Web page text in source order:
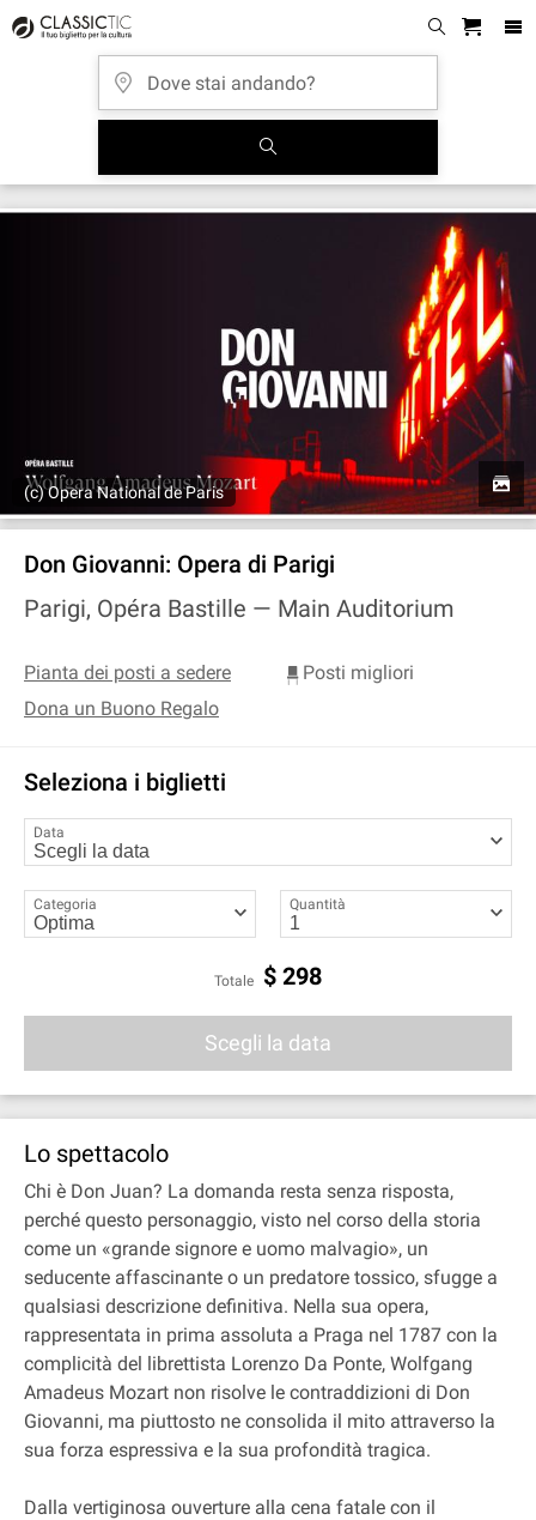
(c) Opera National de Paris
Don Giovanni: Opera di Parigi
Parigi, Opéra Bastille — Main Auditorium
Pianta dei posti a sedere
Posti migliori
Dona un Buono Regalo
Seleziona i biglietti
Data
Categoria Quantità
Totale $ 298
Scegli la data
Lo spettacolo
Chi è Don Juan? La domanda resta senza risposta,
perché questo personaggio, visto nel corso della storia
come un «grande signore e uomo malvagio», un
seducente affascinante o un predatore tossico, sfugge a
qualsiasi descrizione definitiva. Nella sua opera,
rappresentata in prima assoluta a Praga nel 1787 con la
complicità del librettista Lorenzo Da Ponte, Wolfgang
Amadeus Mozart non risolve le contraddizioni di Don
Giovanni, ma piuttosto ne consolida il mito attraverso la
sua forza espressiva e la sua profondità tragica.
Dalla vertiginosa ouverture alla cena fatale con il